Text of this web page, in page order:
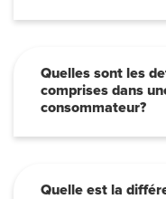
Quelles sont les
comprises dans
consommateur?
Quelle est la